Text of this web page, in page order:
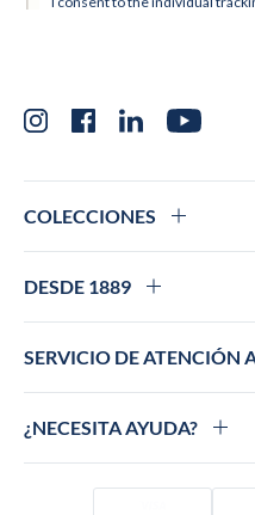
InstagramFacebookLinkedInYouTube
COLECCIONES
DESDE 1889
SERVICIO DE ATENCIÓN
¿NECESITA AYUDA?